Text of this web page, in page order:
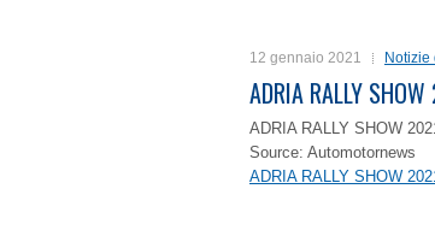
12 gennaio 2021 Notizie
ADRIA RALLY
ADRIA RALLY SHOW
Source: Automotornews
ADRIA RALLY SHOW